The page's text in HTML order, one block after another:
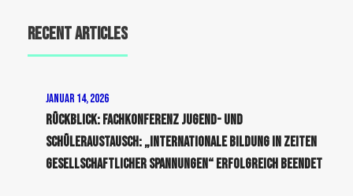
Recent Articles
Januar 14, 2026
Rückblick: Fachkonferenz Jugend- und
Schüleraustausch: „Internationale Bildung in Zeiten
gesellschaftlicher Spannungen“ erfolgreich beendet